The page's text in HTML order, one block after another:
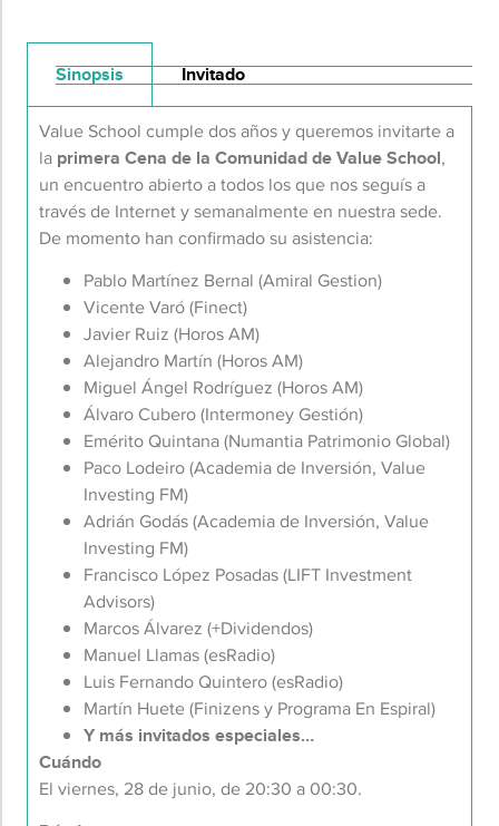
Sinopsis Invitado
Value School cumple dos años y queremos invitarte a
la primera Cena de la Comunidad de Value School,
un encuentro abierto a todos los que nos seguís a
través de Internet y semanalmente en nuestra sede.
De momento han confirmado su asistencia:
Pablo Martínez Bernal (Amiral Gestion)
Vicente Varó (Finect)
Javier Ruiz (Horos AM)
Alejandro Martín (Horos AM)
Miguel Ángel Rodríguez (Horos AM)
Álvaro Cubero (Intermoney Gestión)
Emérito Quintana (Numantia Patrimonio Global)
Paco Lodeiro (Academia de Inversión, Value
Investing FM)
Adrián Godás (Academia de Inversión, Value
Investing FM)
Francisco López Posadas (LIFT Investment
Advisors)
Marcos Álvarez (+Dividendos)
Manuel Llamas (esRadio)
Luis Fernando Quintero (esRadio)
Martín Huete (Finizens y Programa En Espiral)
Y más invitados especiales…
Cuándo
El viernes, 28 de junio, de 20:30 a 00:30.